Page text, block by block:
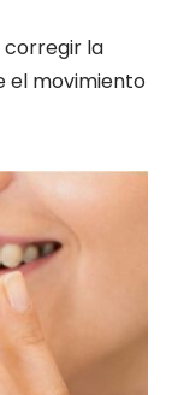
corregir la
el movimiento